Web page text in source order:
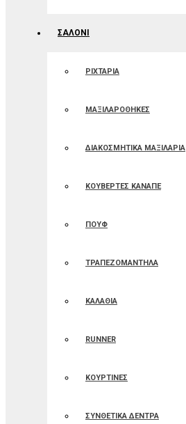
ΣΑΛΟΝΙ
ΡΙΧΤΑΡΙΑ
ΜΑΞΙΛΑΡΟΘΗΚΕΣ
ΔΙΑΚΟΣΜΗΤΙΚΑ ΜΑΞΙΛΑΡΙΑ
ΚΟΥΒΕΡΤΕΣ ΚΑΝΑΠΕ
ΠΟΥΦ
ΤΡΑΠΕΖΟΜΑΝΤΗΛΑ
ΚΑΛΑΘΙΑ
RUNNER
ΚΟΥΡΤΙΝΕΣ
ΣΥΝΘΕΤΙΚΑ ΔΕΝΤΡΑ